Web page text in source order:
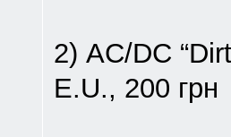
2) AC/DC
E.U., 200 грн